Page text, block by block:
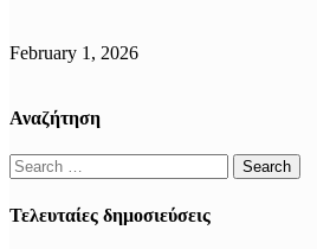
February 1, 2026
Αναζήτηση
Search
for:
Τελευταίες δημοσιεύσεις